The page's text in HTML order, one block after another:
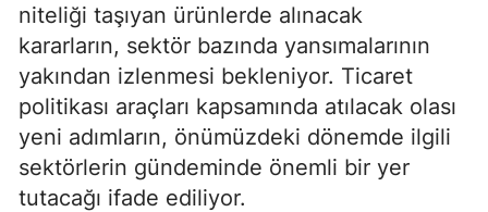
niteliği taşıyan ürünlerde alınacak
kararların, sektör bazında yansımalarının
yakından izlenmesi bekleniyor. Ticaret
politikası araçları kapsamında atılacak olası
yeni adımların, önümüzdeki dönemde ilgili
sektörlerin gündeminde önemli bir yer
tutacağı ifade ediliyor.